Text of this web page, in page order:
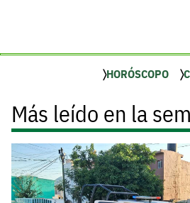
HORÓSCOPO
Más leído en la